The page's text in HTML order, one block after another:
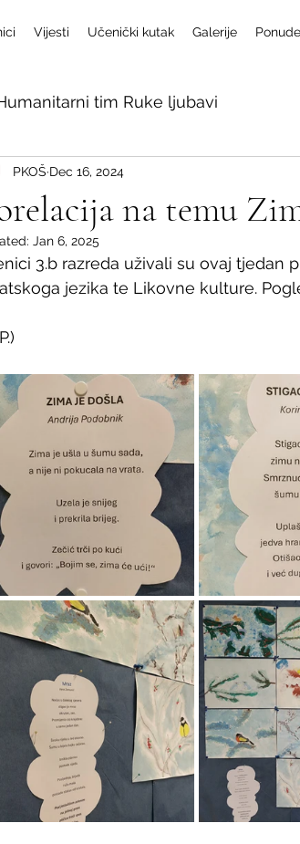
Vijesti Učenički kutak Galerije Ponude
tim Ruke ljubavi
na temu
PKOŠ Dec 16, 2024
Jan 6, 2025
3.b razreda uživali su ovaj tjedan
jezika te Likovne kulture.